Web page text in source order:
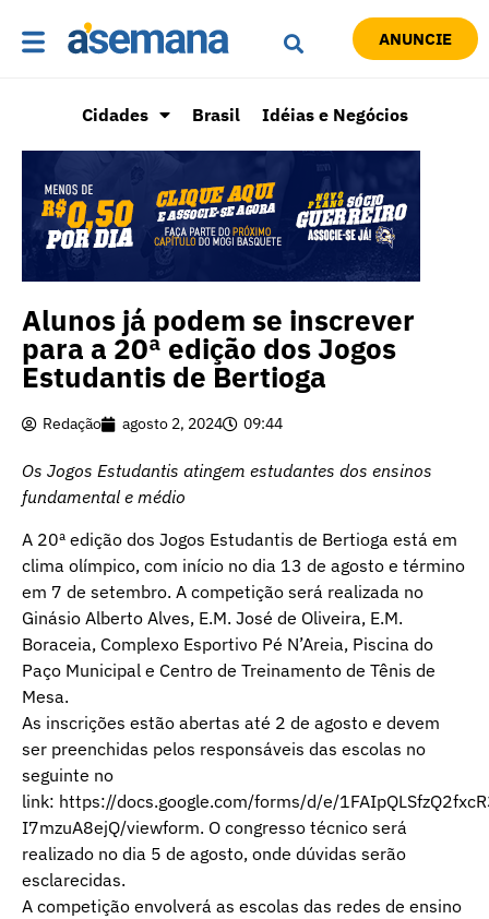
ANUNCIE
Cidades Brasil Idéias e Negócios
Alunos já podem se inscrever
para a 20ª edição dos Jogos
Estudantis de Bertioga
Redação agosto 2, 2024 09:44
Os Jogos Estudantis atingem estudantes dos ensinos
fundamental e médio
A 20ª edição dos Jogos Estudantis de Bertioga está em
clima olímpico, com início no dia 13 de agosto e término
em 7 de setembro. A competição será realizada no
Ginásio Alberto Alves, E.M. José de Oliveira, E.M.
Boraceia, Complexo Esportivo Pé N’Areia, Piscina do
Paço Municipal e Centro de Treinamento de Tênis de
Mesa.
As inscrições estão abertas até 2 de agosto e devem
ser preenchidas pelos responsáveis das escolas no
seguinte no
link: https://docs.google.com/forms/d/e/
I7mzuA8ejQ/viewform. O congresso técnico será
realizado no dia 5 de agosto, onde dúvidas serão
esclarecidas.
A competição envolverá as escolas das redes de ensino